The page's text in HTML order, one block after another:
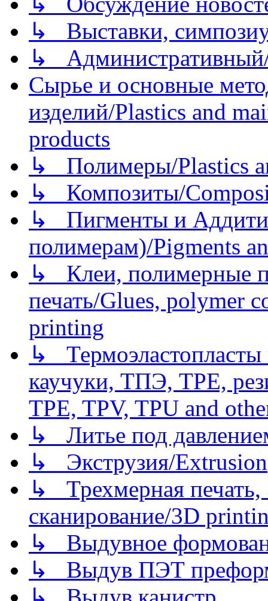
↳ Выставки,
↳
Сырье и основные
изделий/Plastics and
products
↳ Полимеры/Plastics
↳ Композиты/
↳ Пигменты и
полимерам)/Pigments
↳ Клеи, полимерные
печать/Glues, polymer
printing
↳
каучуки, ТПЭ, TPE,
TPE, TPV, TPU and
↳ Литье под
↳ Экструзия/Extrusion
↳ Трехмерная
сканирование/3D
↳ Выдувное
↳ Выдув ПЭТ